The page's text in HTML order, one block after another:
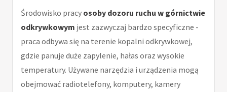
Środowisko pracy osoby dozoru ruchu w górnictwie
odkrywkowym jest zazwyczaj bardzo specyficzne -
praca odbywa się na terenie kopalni odkrywkowej,
gdzie panuje duże zapylenie, hałas oraz wysokie
temperatury. Używane narzędzia i urządzenia mogą
obejmować radiotelefony, komputery, kamery